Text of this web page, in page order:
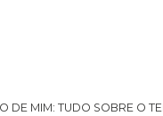
DE MIM: TUDO SOBRE O